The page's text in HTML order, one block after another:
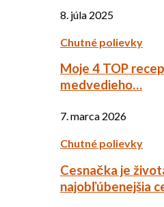
8. júla 2025
Chutné polievky
Moje 4 TOP
medvedieho…
7. marca 2026
Chutné polievky
Cesnačka je
najobľúbenejšia